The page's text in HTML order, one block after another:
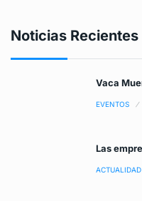
Noticias Recientes
Vaca
EVENTOS
Las
ACTUALIDAD